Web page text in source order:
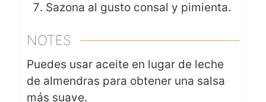
Sazona al gusto consal y pimienta.
NOTES
Puedes usar aceite en lugar de leche
de almendras para obtener una salsa
más suave.